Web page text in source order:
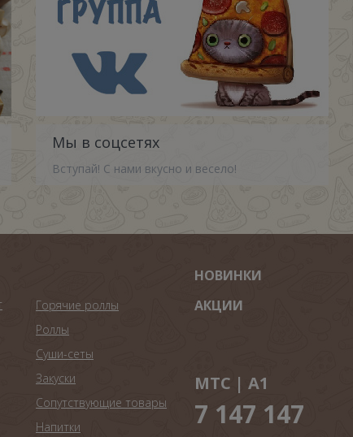
Мы в соцсетях
Вступай! С нами вкусно и весело!
Горячие роллы
Роллы
Суши-сеты
Закуски
Сопутствующие товары
Напитки
НОВИНКИ
АКЦИИ
МТС | A1
7 147 147